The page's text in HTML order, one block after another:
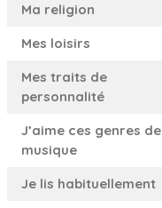
Ma religion
Mes loisirs
Mes traits de
personnalité
J’aime ces genres de
musique
Je lis habituellement